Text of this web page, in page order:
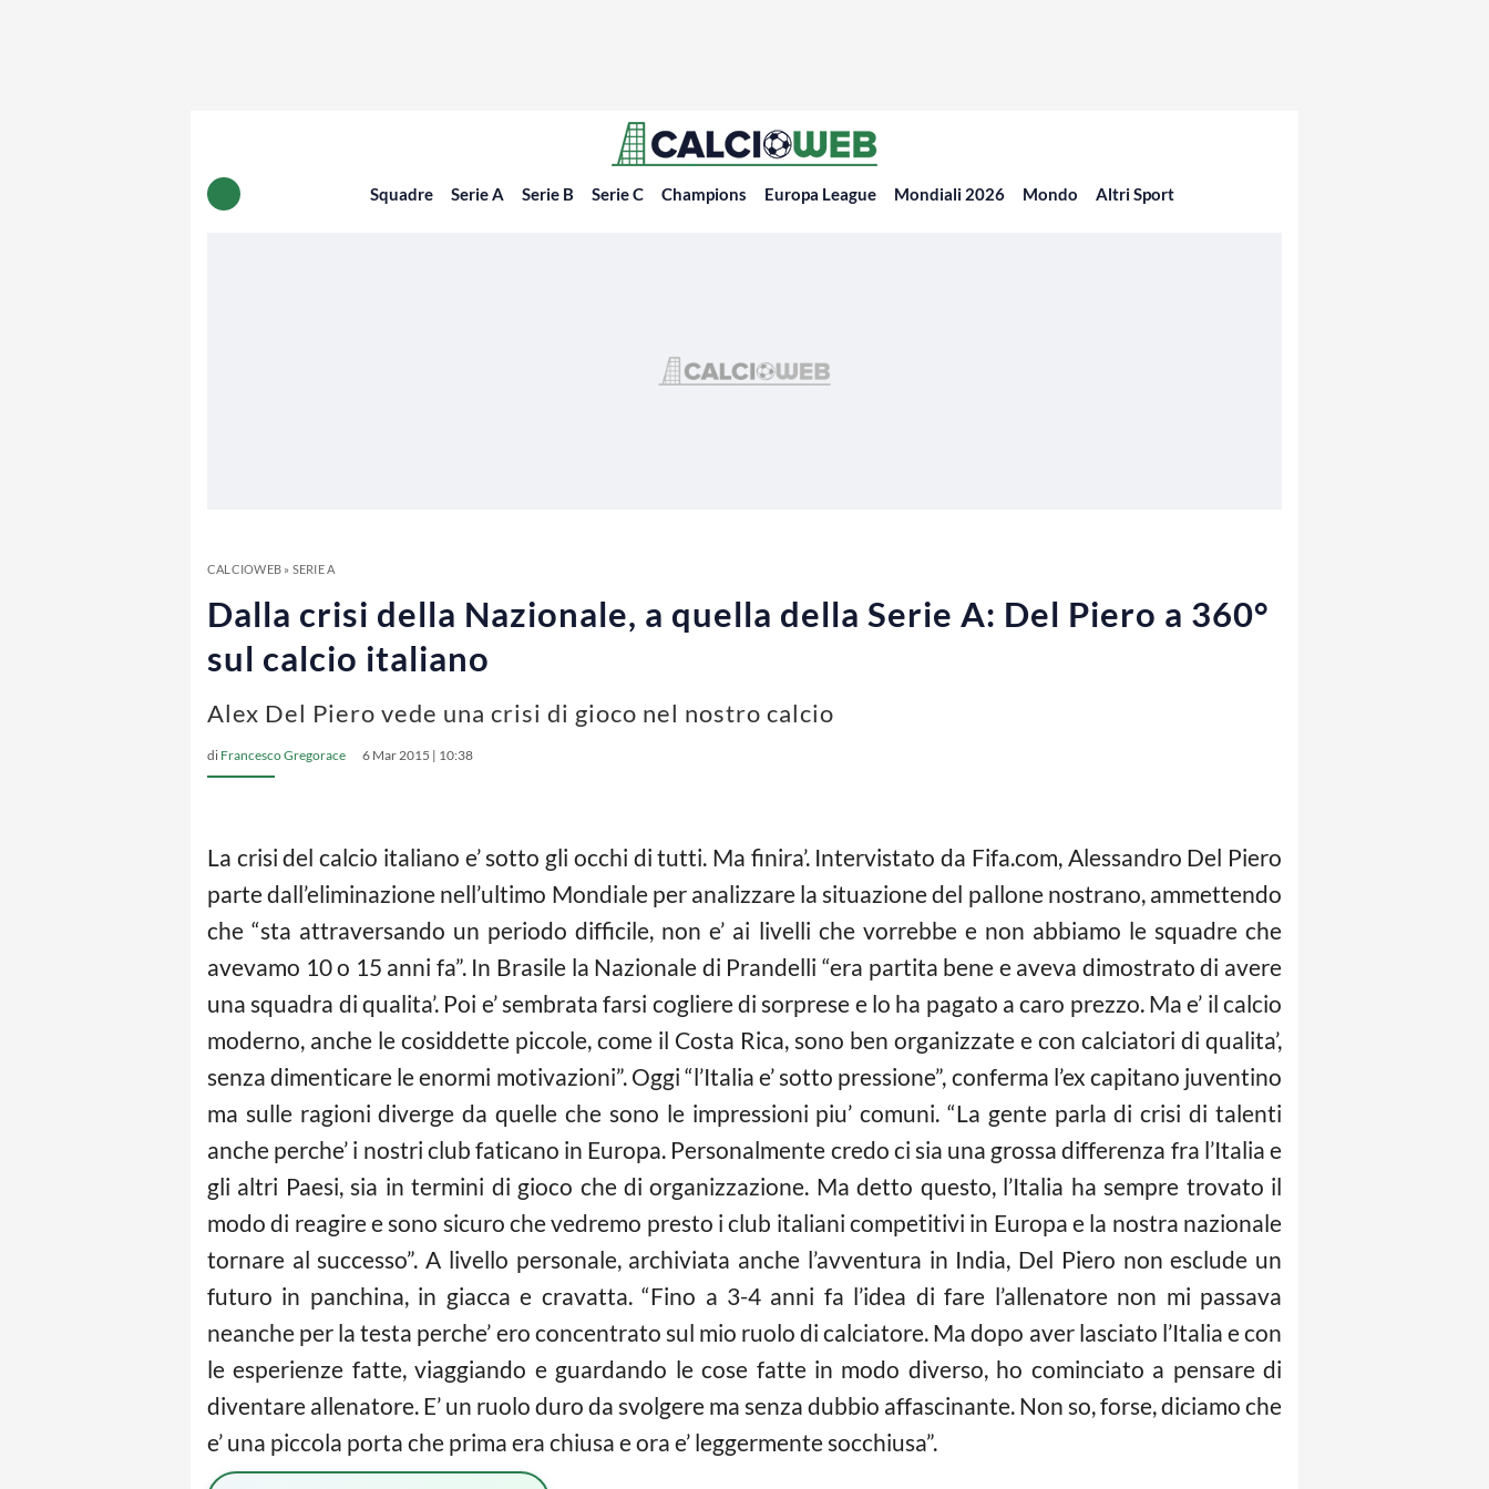
Squadre Serie A Serie B Serie C Champions Europa League Mondiali 2026 Mondo Altri Sport
CALCIOWEB» SERIE A
Dalla crisi della Nazionale, a quella della Serie A: Del Piero a 360°
sul calcio italiano
Alex Del Piero vede una crisi di gioco nel nostro calcio
di Francesco Gregorace 6 Mar 2015 | 10:38
La crisi delcalcio italiano e’ sotto gli occhi di tutti. Ma finira’. Intervistato da Fifa.com, Alessandro Del Piero
parte dall’eliminazione nell’ultimo Mondiale per analizzare la situazione del pallone nostrano, ammettendo
che “sta attraversando un periodo difficile, non e’ ai livelli che vorrebbe e non abbiamo le squadre che
avevamo 10 o 15 anni fa”. In Brasile la Nazionale di Prandelli “era partita bene e aveva dimostrato di avere
una squadra di qualita’. Poi e’ sembrata farsi cogliere di sorprese e lo ha pagato a caro prezzo. Ma e’ il calcio
moderno, anche le cosiddette piccole, come il Costa Rica, sono ben organizzate e con calciatori di qualita’,
senza dimenticare le enormi motivazioni”. Oggi “l’Italia e’ sotto pressione”, conferma l’ex capitano juventino
ma sulle ragioni diverge da quelle che sono le impressioni piu’ comuni. “La gente parla di crisi di talenti
anche perche’ i nostri club faticano in Europa. Personalmente credo ci sia una grossa differenza fra l’Italia e
gli altri Paesi, sia in termini di gioco che di organizzazione. Ma detto questo, l’Italia ha sempre trovato il
modo di reagire e sono sicuro che vedremo presto i club italiani competitivi in Europa e la nostra nazionale
tornare al successo”. A livello personale, archiviata anche l’avventura in India, Del Piero non esclude un
futuro in panchina, in giacca e cravatta. “Fino a 3-4 anni fa l’idea di fare l’allenatore non mi passava
neanche per la testa perche’ ero concentrato sul mio ruolo di calciatore. Ma dopo aver lasciato l’Italia e con
le esperienze fatte, viaggiando e guardando le cose fatte in modo diverso, ho cominciato a pensare di
diventare allenatore. E’ un ruolo duro da svolgere ma senza dubbio affascinante. Non so, forse, diciamo che
e’ una piccola porta che prima era chiusa e ora e’ leggermente socchiusa”.